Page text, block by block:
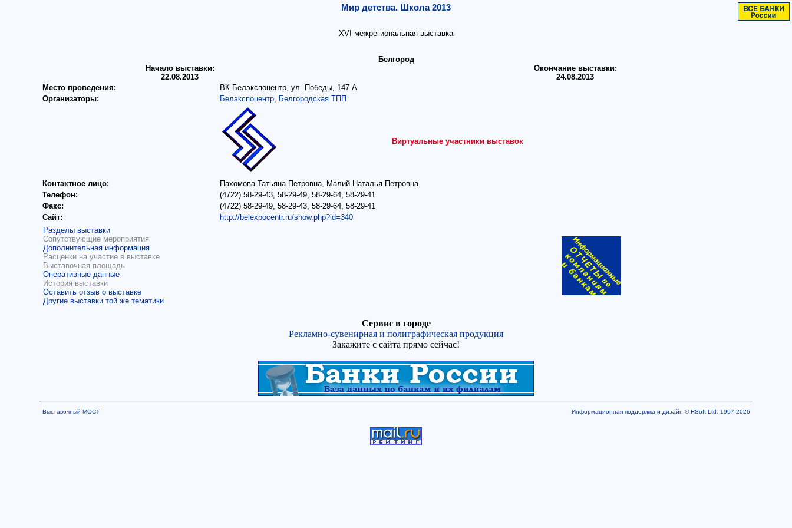
Мир детства. Школа 2013
XVI межрегиональная выставка
Белгород
Начало выставки:
22.08.2013
Окончание выставки:
24.08.2013
Место проведения:
ВК Белэкспоцентр, ул. Победы, 147 А
Организаторы:
Белэкспоцентр, Белгородская ТПП
Виртуальные участники выставок
Контактное лицо:
Пахомова Татьяна Петровна, Малий Наталья Петровна
Телефон:
(4722) 58-29-43, 58-29-49, 58-29-64, 58-29-41
Факс:
(4722) 58-29-49, 58-29-43, 58-29-64, 58-29-41
Сайт:
http://belexpocentr.ru/show.php?id=340
Разделы выставки
Сопутствующие мероприятия
Дополнительная информация
Расценки на участие в выставке
Выставочная площадь
Оперативные данные
История выставки
Оставить отзыв о выставке
Другие выставки той же тематики
Сервис в городе
Рекламно-сувенирная и полиграфическая продукция
Закажите с сайта прямо сейчас!
Выставочный МОСТ Информационная поддержка и дизайн © RSoft,Ltd. 1997-2026